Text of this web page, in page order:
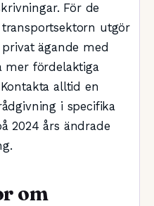
För de
utgör
ägande med
mer fördelaktiga
alltid en
i specifika
2024 års ändrade
om